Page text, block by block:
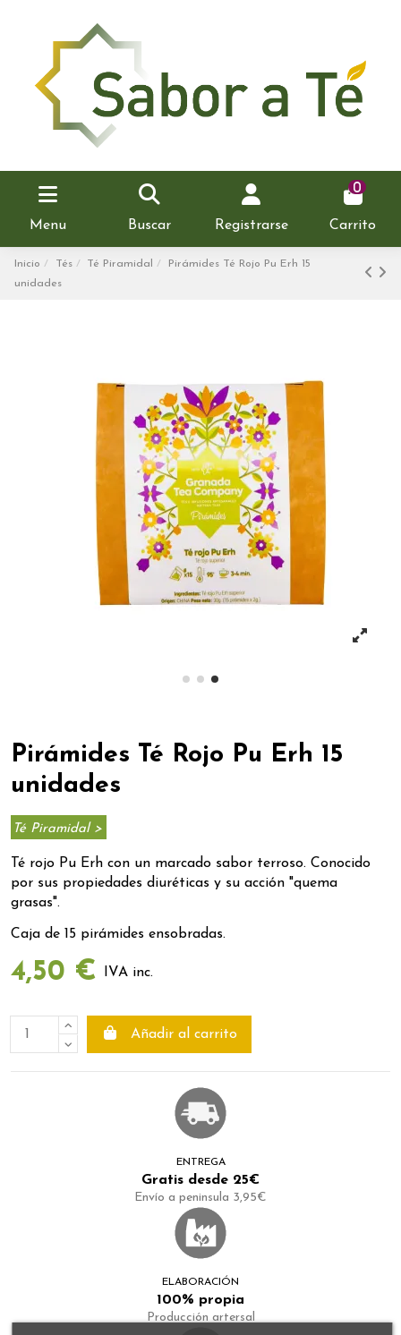
Menu Buscar Registrarse
0
Carrito
Inicio Tés Té Piramidal
Pirámides Té Rojo Pu Erh 15
unidades
Pirámides Té Rojo Pu Erh 15
unidades
Té Piramidal >
Té rojo Pu Erh con un marcado sabor terroso. Conocido
por sus propiedades diuréticas y su acción "quema
grasas".
Caja de 15 pirámides ensobradas.
4,50 € IVA inc.
Añadir al carrito
ENTREGA
Gratis desde 25€
Envío a peninsula 3,95€
ELABORACIÓN
100% propia
Producción artersal